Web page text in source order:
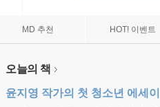
MD 추천 HOT! 이벤트
오늘의 책
윤지영 작가의 첫 청소년 에세이